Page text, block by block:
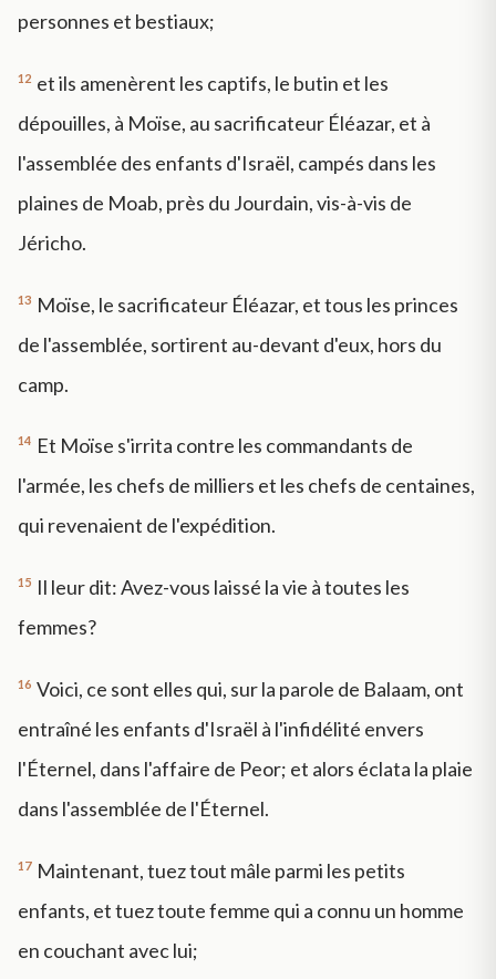
personnes et bestiaux;
12 et ils amenèrent les captifs, le butin et les
dépouilles, à Moïse, au sacrificateur Éléazar, et à
l'assemblée des enfants d'Israël, campés dans les
plaines de Moab, près du Jourdain, vis-à-vis de
Jéricho.
13 Moïse, le sacrificateur Éléazar, et tous les princes
de l'assemblée, sortirent au-devant d'eux, hors du
camp.
14 Et Moïse s'irrita contre les commandants de
l'armée, les chefs de milliers et les chefs de centaines,
qui revenaient de l'expédition.
15 Il leur dit: Avez-vous laissé la vie à toutes les
femmes?
16 Voici, ce sont elles qui, sur la parole de Balaam, ont
entraîné les enfants d'Israël à l'infidélité envers
l'Éternel, dans l'affaire de Peor; et alors éclata la plaie
dans l'assemblée de l'Éternel.
17 Maintenant, tuez tout mâle parmi les petits
enfants, et tuez toute femme qui a connu un homme
en couchant avec lui;